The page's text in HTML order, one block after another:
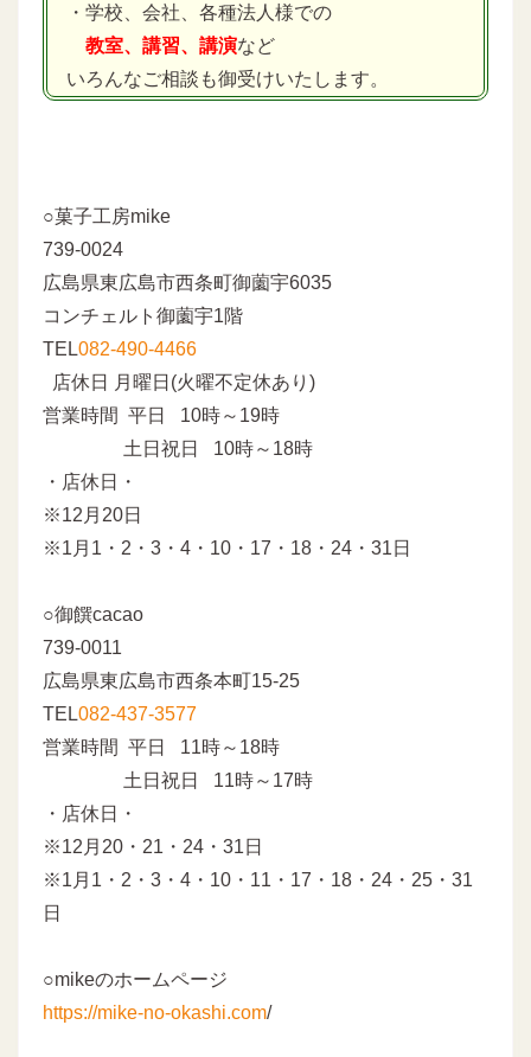
・学校、会社、各種法人様での
教室、講習、講演など
いろんなご相談も御受けいたします。
○菓子工房mike
739-0024
広島県東広島市西条町御薗宇6035
コンチェルト御薗宇1階
TEL082-490-4466
店休日 月曜日(火曜不定休あり)
営業時間 平日 10時～19時
土日祝日 10時～18時
・店休日・
※12月20日
※1月1・2・3・4・10・17・18・24・31日
○御饌cacao
739-0011
広島県東広島市西条本町15-25
TEL082-437-3577
営業時間 平日 11時～18時
土日祝日 11時～17時
・店休日・
※12月20・21・24・31日
※1月1・2・3・4・10・11・17・18・24・25・31
日
○mikeのホームページ
https://mike-no-okashi.com/